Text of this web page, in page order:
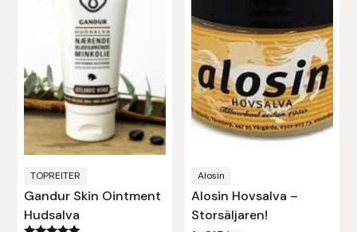
TOPREITER
Gandur Skin Ointment
Hudsalva
varianter.
olika
alternativen
kan
väljas
på
produktsidan
Alosin
Alosin Hovsalva –
Storsäljaren!
varianter.
De
olika
alternativen
kan
väljas
produktsidan